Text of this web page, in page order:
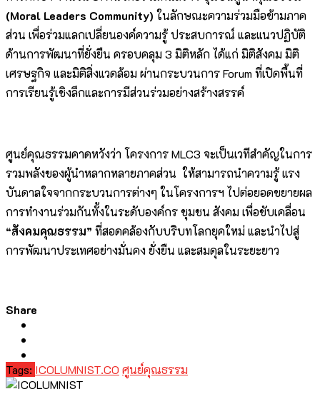
(Moral Leaders Community) ในลักษณะความร่วมมือข้ามภาค
ส่วน เพื่อร่วมแลกเปลี่ยนองค์ความรู้ ประสบการณ์ และแนวปฏิบัติ
ด้านการพัฒนาที่ยั่งยืน ครอบคลุม 3 มิติหลัก ได้แก่ มิติสังคม มิติ
เศรษฐกิจ และมิติสิ่งแวดล้อม ผ่านกระบวนการ Forum ที่เปิดพื้นที่
การเรียนรู้เชิงลึกและการมีส่วนร่วมอย่างสร้างสรรค์
ศูนย์คุณธรรมคาดหวังว่า โครงการ MLC3 จะเป็นเวทีสำคัญในการ
รวมพลังของผู้นำหลากหลายภาคส่วน ให้สามารถนำความรู้ แรง
บันดาลใจจากกระบวนการต่างๆ ในโครงการฯ ไปต่อยอดขยายผล
การทำงานร่วมกันทั้งในระดับองค์กร ชุมชน สังคม เพื่อขับเคลื่อน
“สังคมคุณธรรม” ที่สอดคล้องกับบริบทโลกยุคใหม่ และนำไปสู่
การพัฒนาประเทศอย่างมั่นคง ยั่งยืน และสมดุลในระยะยาว
Share
Tags: ICOLUMNIST.CO ศูนย์คุณธรรม